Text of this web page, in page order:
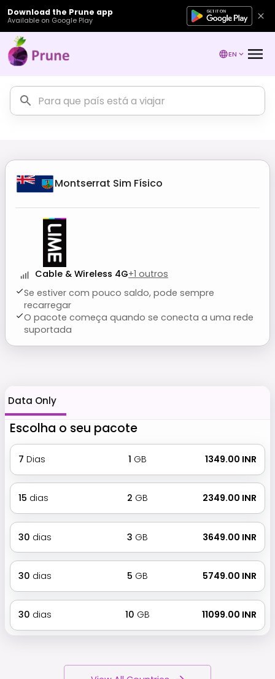
Download the Prune app
Available on Google Play
EN
Montserrat Sim Físico
Cable & Wireless 4G+1 outros
Se estiver com pouco saldo, pode sempre
recarregar
O pacote começa quando se conecta a uma rede
suportada
Data Only
Escolha o seu pacote
7 Dias 1 GB ₹ 1349.00 INR
15 dias 2 GB ₹ 2349.00 INR
30 dias 3 GB ₹ 3649.00 INR
30 dias 5 GB ₹ 5749.00 INR
30 dias 10 GB ₹ 11099.00 INR